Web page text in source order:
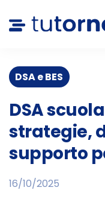
DSA e BES
DSA
strategie,
supporto
16/10/2025